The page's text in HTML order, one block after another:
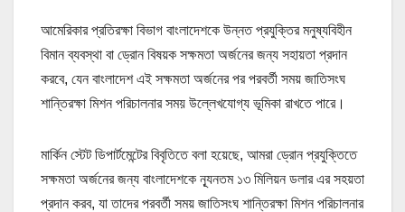
আমেরিকার প্রতিরক্ষা বিভাগ বাংলাদেশকে উন্নত প্রযুক্তির মনুষ্যবিহীন
বিমান ব্যবস্থা বা ড্রোন বিষয়ক সক্ষমতা অর্জনের জন্য সহায়তা প্রদান
করবে, যেন বাংলাদেশ এই সক্ষমতা অর্জনের পর পরবর্তী সময় জাতিসংঘ
শান্তিরক্ষা মিশন পরিচালনার সময় উল্লেখযোগ্য ভূমিকা রাখতে পারে।
মার্কিন স্টেট ডিপার্টমেন্টের বিবৃতিতে বলা হয়েছে, আমরা ড্রোন প্রযুক্তিতে
সক্ষমতা অর্জনের জন্য বাংলাদেশকে ন্যূনতম ১৩ মিলিয়ন ডলার এর সহয়তা
প্রদান করব, যা তাদের পরবর্তী সময় জাতিসংঘ শান্তিরক্ষা মিশন পরিচালনার